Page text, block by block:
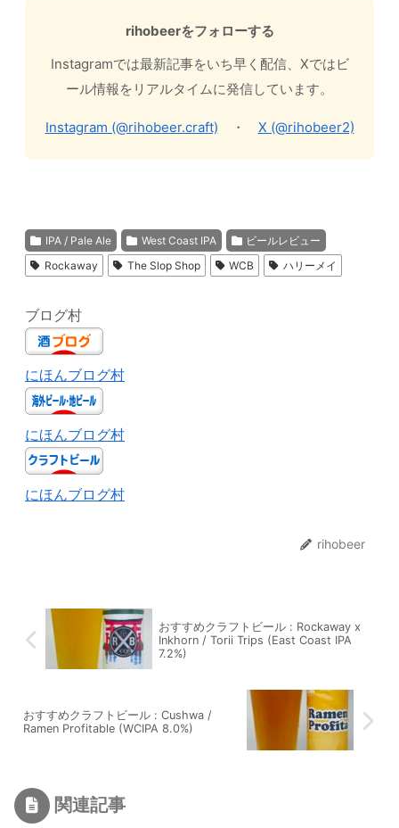
rihobeerをフォローする
Instagramでは最新記事をいち早く配信、Xではビ
ール情報をリアルタイムに発信しています。
Instagram (@rihobeer.craft) ・ X (@rihobeer2)
IPA / Pale Ale West Coast IPA
ビールレビュー
Rockaway
The Slop Shop WCB ハリーメイ
ブログ村
にほんブログ村
にほんブログ村
にほんブログ村
rihobeer
おすすめクラフトビール : Rockaway x
Inkhorn / Torii Trips (East Coast IPA
7.2%)
おすすめクラフトビール : Cushwa /
Ramen Profitable (WCIPA 8.0%)
関連記事